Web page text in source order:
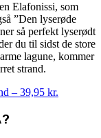
Elafonissi, som
”Den lyserøde
så perfekt lyserødt
du til sidst de store
lagune, kommer
strand.
– 39,95 kr.